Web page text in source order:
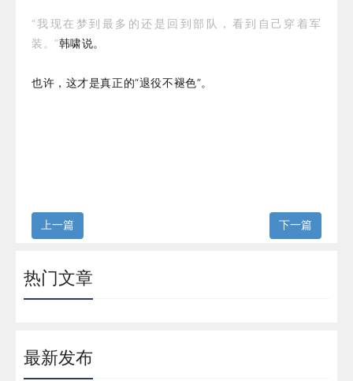
“我现在梦到最多的还是回到部队，看到自己穿着军
装。”韩啸说。
也许，这才是真正的“退役不褪色”。
上一篇 下一篇
热门文章
最新发布